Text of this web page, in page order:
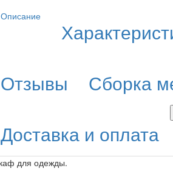
Описание
Отзывы
Сборка
Доставка и оплата
для одежды.